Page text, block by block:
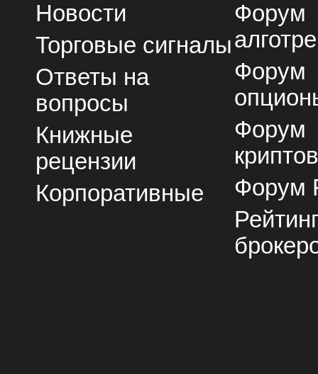
Новости
Торговые сигналы
Ответы на
вопросы
Книжные
рецензии
Корпоративные
Форум
Форум
Форум
Форум